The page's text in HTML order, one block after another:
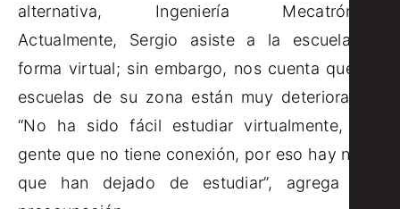
alternativa, Ingeniería Mecatrónica.
Actualmente, Sergio asiste a la escuela de
forma virtual; sin embargo, nos cuenta que las
escuelas de su zona están muy deterioradas.
“No ha sido fácil estudiar virtualmente, hay
gente que no tiene conexión, por eso hay niños
que han dejado de estudiar”, agrega con